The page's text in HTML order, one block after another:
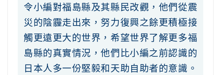
令小編對福島縣及其縣民改觀，他們從震
災的陰霾走出來，努力復興之餘更積極接
觸更遠更大的世界，希望世界了解更多福
島縣的真實情況，他們比小編之前認識的
日本人多一份堅毅和天助自助者的意識。